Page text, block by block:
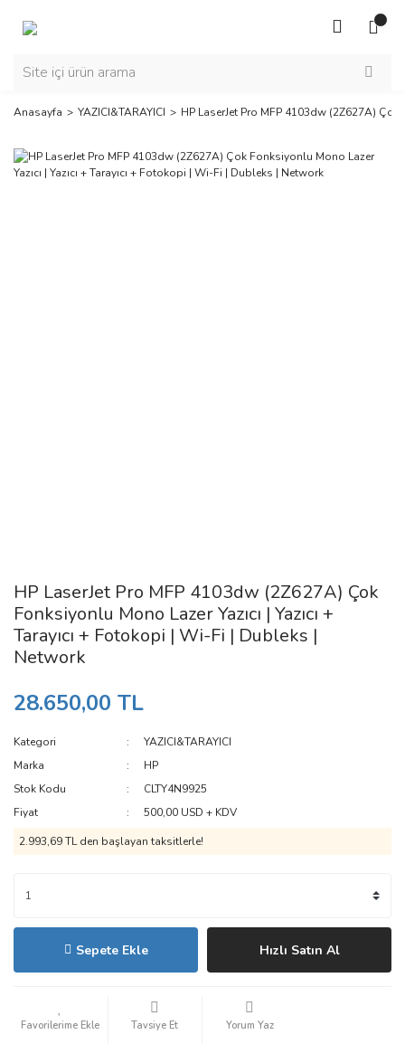
Anasayfa YAZICI&TARAYICI HP LaserJet Pro MFP 4103dw (2Z627A) Çok
HP LaserJet Pro MFP 4103dw (2Z627A) Çok
Fonksiyonlu Mono Lazer Yazıcı | Yazıcı +
Tarayıcı + Fotokopi | Wi-Fi | Dubleks |
Network
28.650,00 TL
Kategori
YAZICI&TARAYICI
Marka
HP
Stok Kodu
CLTY4N9925
Fiyat
500,00 USD + KDV
2.993,69 TL den başlayan taksitlerle!
Sepete Ekle Hızlı Satın Al
Tavsiye Et Yorum Yaz